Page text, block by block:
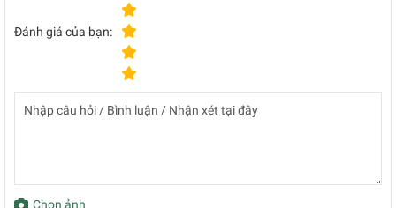
Đánh giá của bạn:
Chọn ảnh